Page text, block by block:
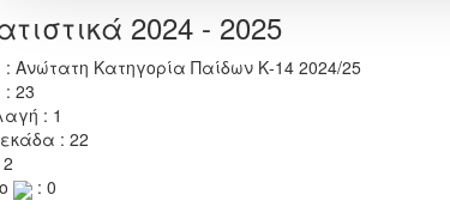
2024 - 2025
: Ανώτατη Κατηγορία Παίδων Κ-14 2024/25
23
: 1
: 22
: 0